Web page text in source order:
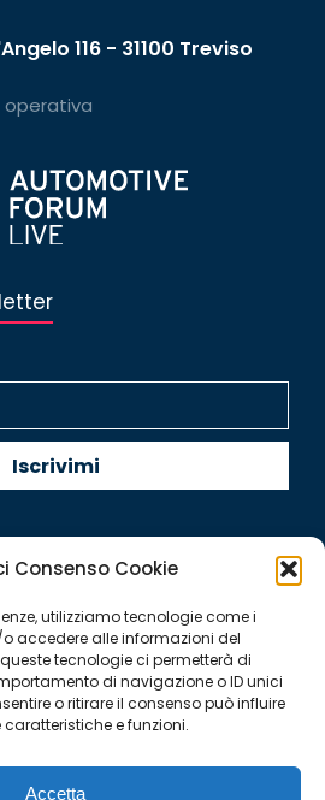
Consenso Cookie
utilizziamo tecnologie come i
accedere alle informazioni del
tecnologie ci permetterà di
di navigazione o ID unici
o ritirare il consenso può influire
e funzioni.
Accetta
116 - 31100 Treviso
operativa
S.p.a. a Socio Unico
di Q Future Srl P.I. e
05507380268
Capitale Sociale 100.000 € I.V.